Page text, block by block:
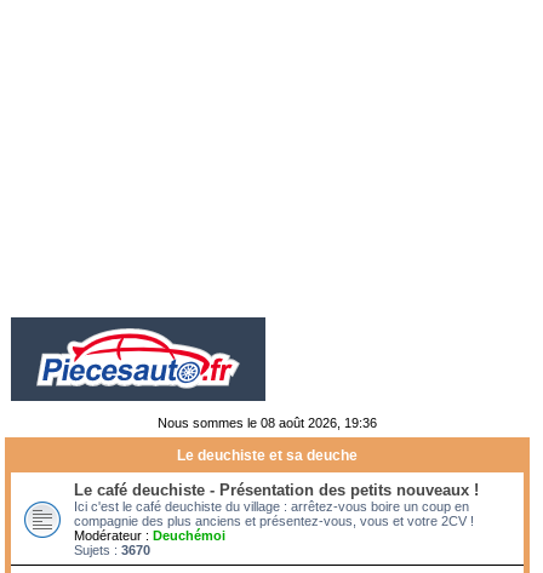
Nous sommes le 08 août 2026, 19:36
Le deuchiste et sa deuche
Le café deuchiste - Présentation des petits nouveaux !
Ici c'est le café deuchiste du village : arrêtez-vous boire un coup en
compagnie des plus anciens et présentez-vous, vous et votre 2CV !
Modérateur : Deuchémoi
Sujets : 3670